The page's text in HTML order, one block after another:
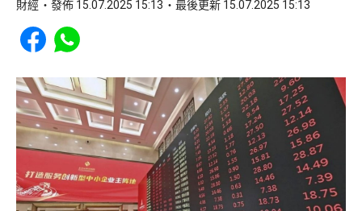
財經 發佈 15.07.2025 15:13 最後更新 15.07.2025 15:13
Share to Facebook
Share to WhatsApp